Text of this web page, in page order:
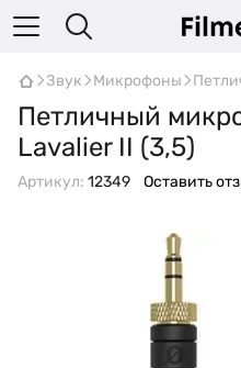
Звук Микрофоны
Петличный
Lavalier II (3,5)
Артикул: 12349 Оставить